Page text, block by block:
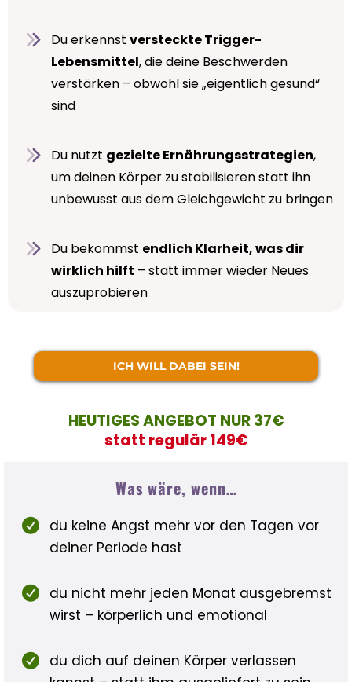
Du erkennst versteckte Trigger-
Lebensmittel, die deine Beschwerden
verstärken – obwohl sie „eigentlich gesund“
sind
Du nutzt gezielte Ernährungsstrategien,
um deinen Körper zu stabilisieren statt ihn
unbewusst aus dem Gleichgewicht zu bringen
Du bekommst endlich Klarheit, was dir
wirklich hilft – statt immer wieder Neues
auszuprobieren
ICH WILL DABEI SEIN!
HEUTIGES ANGEBOT NUR 37€
statt regulär 149€
Was wäre, wenn…
du keine Angst mehr vor den Tagen vor
deiner Periode hast
du nicht mehr jeden Monat ausgebremst
wirst – körperlich und emotional
du dich auf deinen Körper verlassen